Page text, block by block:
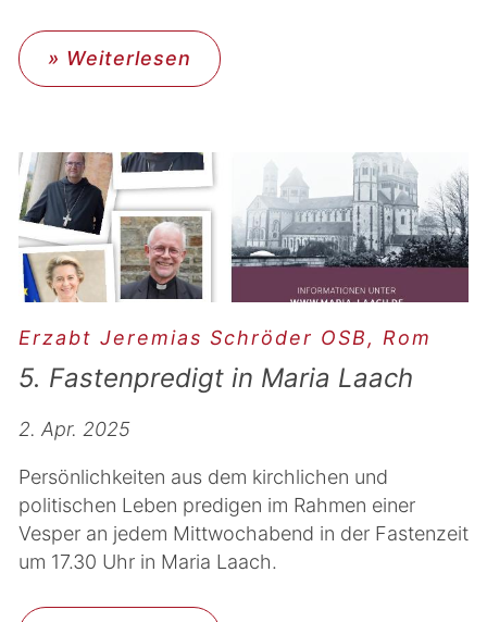
» Weiterlesen
Erzabt Jeremias Schröder OSB, Rom
5. Fastenpredigt in Maria Laach
2. Apr. 2025
Persönlichkeiten aus dem kirchlichen und
politischen Leben predigen im Rahmen einer
Vesper an jedem Mittwochabend in der Fastenzeit
um 17.30 Uhr in Maria Laach.